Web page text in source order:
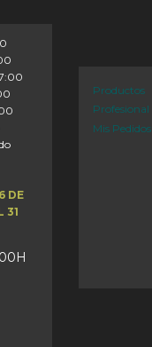
DE
31
Productos
Profesional
Mis Pedidos